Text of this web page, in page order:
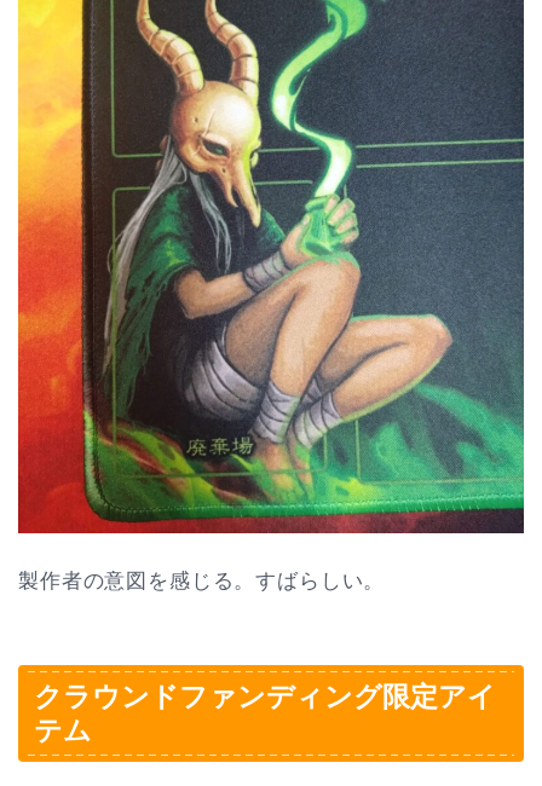
製作者の意図を感じる。すばらしい。
クラウンドファンディング限定アイ
テム